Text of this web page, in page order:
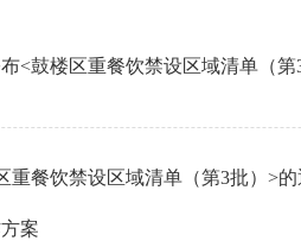
<鼓楼区重餐饮禁设区域清单（
餐饮禁设区域清单（第3批）>
案